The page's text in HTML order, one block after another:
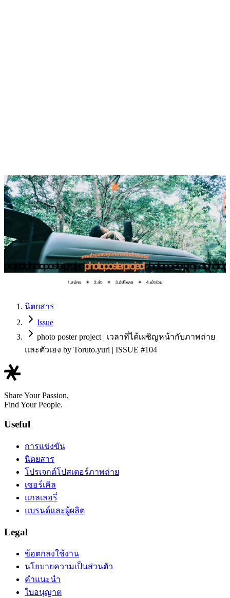
นิตยสาร
Issue
photo poster project | เวลาที่ได้เผชิญหน้ากับภาพถ่าย
และตัวเอง by Toruto.yuri | ISSUE #104
Share Your Passion,
Find Your People.
Useful
การแข่งขัน
นิตยสาร
โปรเจกต์โปสเตอร์ภาพถ่าย
เซอร์เคิล
แกลเลอรี่
แบรนด์และผู้ผลิต
Legal
ข้อตกลงใช้งาน
นโยบายความเป็นส่วนตัว
คำแนะนำ
ใบอนุญาต